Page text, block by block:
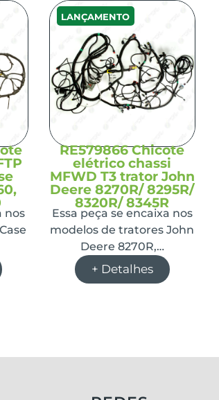
nos
LANÇAMENTO
RE579866 Chicote
elétrico chassi
MFWD T3 trator John
Deere 8270R/ 8295R/
8320R/ 8345R
Essa peça se encaixa nos
modelos de tratores John
Deere 8270R,…
+ Detalhes